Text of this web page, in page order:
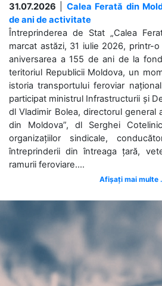
31.07.2026
Calea Ferată din
de ani de activitate
Întreprinderea de Stat „Calea
marcat astăzi, 31 iulie 2026, printr-
aniversarea a 155 de ani de la
teritoriul Republicii Moldova, un
istoria transportului feroviar
participat ministrul Infrastructurii și
dl Vladimir Bolea, directorul general
din Moldova”, dl Serghei
organizațiilor sindicale,
întreprinderii din întreaga țară,
ramurii feroviare....
Afișați mai multe